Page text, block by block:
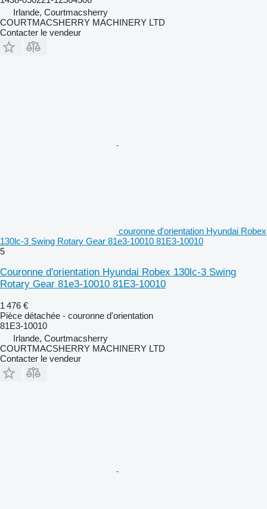
Irlande, Courtmacsherry
COURTMACSHERRY MACHINERY LTD
Contacter le vendeur
couronne d'orientation Hyundai Robex
130lc-3 Swing Rotary Gear 81e3-10010 81E3-10010
5
Couronne d'orientation Hyundai Robex 130lc-3 Swing
Rotary Gear 81e3-10010 81E3-10010
1 476 €
Pièce détachée - couronne d'orientation
81E3-10010
Irlande, Courtmacsherry
COURTMACSHERRY MACHINERY LTD
Contacter le vendeur